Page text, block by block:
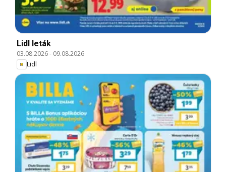
Lidl leták
03.08.2026- 09.08.2026
Lidl